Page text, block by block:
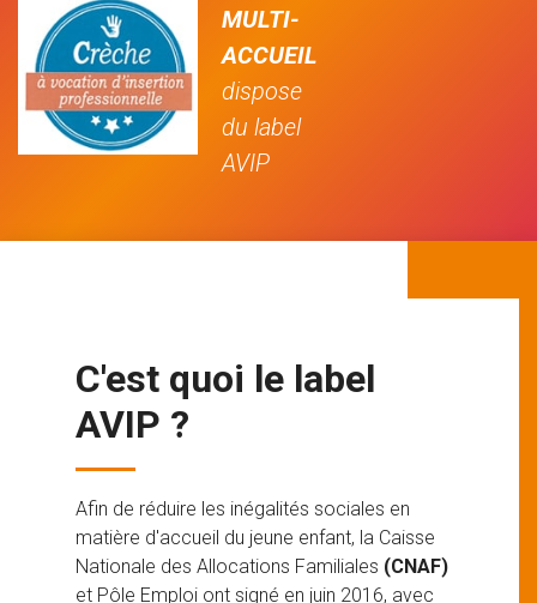
MULTI-
ACCUEIL
dispose
du label
AVIP
C'est quoi le label
AVIP ?
Afin de réduire les inégalités sociales en
matière d'accueil du jeune enfant, la Caisse
Nationale des Allocations Familiales (CNAF)
et Pôle Emploi ont signé en juin 2016, avec